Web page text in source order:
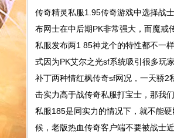
传奇精灵私服1.95传奇游戏中选择战
布网士在中后期PK非常强大，而魔戒
私服发布两1 85神龙个的特性都不一
式因为PK艾尔之光sf系统吸引很多玩
补丁两种情红枫传奇sf网况，一天骄2
击实力高于战传奇私服打宝士，那我
私服185是同实力的情况下，就不能
候，老版热血传奇客户端不要被战士